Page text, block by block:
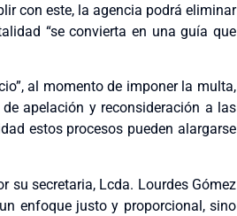
con este, la agencia podrá eliminar
“se convierta en una guía que
al momento de imponer la multa,
apelación y reconsideración a las
estos procesos pueden alargarse
su secretaria, Lcda. Lourdes Gómez
enfoque justo y proporcional, sino